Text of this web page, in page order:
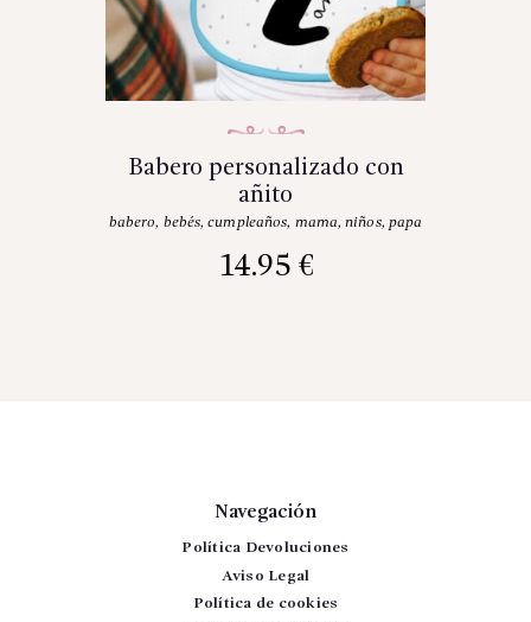
Babero personalizado con
añito
babero, bebés,cumpleaños, mama,niños, papa
14.95 €
Navegación
Política Devoluciones
Aviso Legal
Política de cookies